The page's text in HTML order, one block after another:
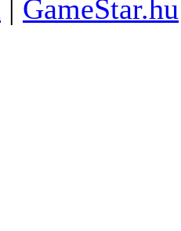
| GameStar.hu